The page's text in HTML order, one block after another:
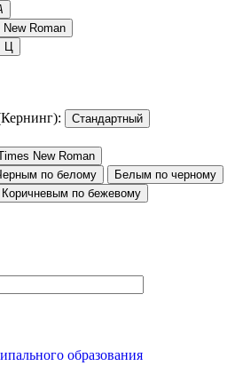
Roman
Ц
Стандартный
New Roman
по белому
Белым по черному
Коричневым по бежевому
образования